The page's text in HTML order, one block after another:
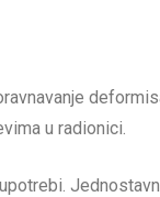
u radionici.